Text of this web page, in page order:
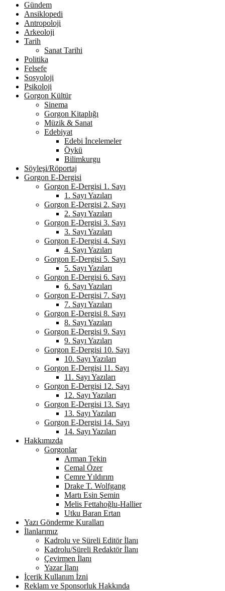
Gündem
Ansiklopedi
Antropoloji
Arkeoloji
Tarih
Sanat Tarihi
Politika
Felsefe
Sosyoloji
Psikoloji
Gorgon Kültür
Sinema
Gorgon Kitaplığı
Müzik & Sanat
Edebiyat
Edebi İncelemeler
Öykü
Bilimkurgu
Söyleşi/Röportaj
Gorgon E-Dergisi
Gorgon E-Dergisi 1. Sayı
1. Sayı Yazıları
Gorgon E-Dergisi 2. Sayı
2. Sayı Yazıları
Gorgon E-Dergisi 3. Sayı
3. Sayı Yazıları
Gorgon E-Dergisi 4. Sayı
4. Sayı Yazıları
Gorgon E-Dergisi 5. Sayı
5. Sayı Yazıları
Gorgon E-Dergisi 6. Sayı
6. Sayı Yazıları
Gorgon E-Dergisi 7. Sayı
7. Sayı Yazıları
Gorgon E-Dergisi 8. Sayı
8. Sayı Yazıları
Gorgon E-Dergisi 9. Sayı
9. Sayı Yazıları
Gorgon E-Dergisi 10. Sayı
10. Sayı Yazıları
Gorgon E-Dergisi 11. Sayı
11. Sayı Yazıları
Gorgon E-Dergisi 12. Sayı
12. Sayı Yazıları
Gorgon E-Dergisi 13. Sayı
13. Sayı Yazıları
Gorgon E-Dergisi 14. Sayı
14. Sayı Yazıları
Hakkımızda
Gorgonlar
Arman Tekin
Cemal Özer
Cemre Yıldırım
Drake T. Wolfgang
Martı Esin Şemin
Melis Fettahoğlu-Hallier
Utku Baran Ertan
Yazı Gönderme Kuralları
İlanlarımız
Kadrolu ve Süreli Editör İlanı
Kadrolu/Süreli Redaktör İlanı
Çevirmen İlanı
Yazar İlanı
İçerik Kullanım İzni
Reklam ve Sponsorluk Hakkında